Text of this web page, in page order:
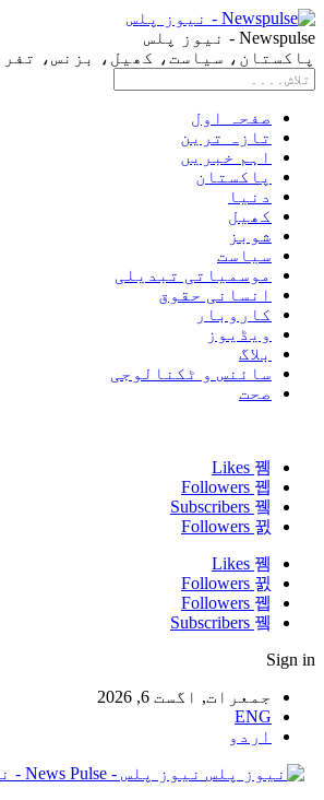
Newspulse - نیوز پلس
پاکستان، سیاست، کھیل، بزنس،
صفحہ اول
تازہ ترین
اہم خبریں
پاکستان
دنیا
کھیل
شوبز
سیاست
موسمیاتی تبدیلی
انسانی حقوق
کاروبار
ویڈیوز
بلاگ
سائنس و ٹکنالوجی
صحت
Sign in
جمعرات, اگست 6, 2026
ENG
اردو
نیوز پلس - News Pulse - نیوز پلس